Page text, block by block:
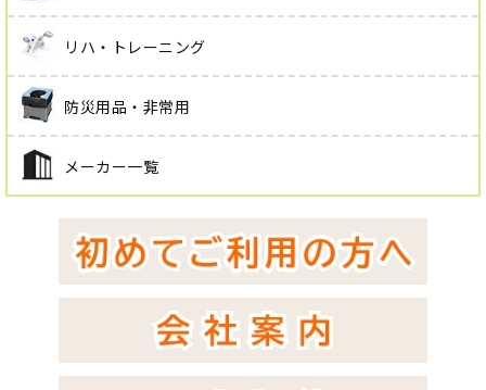
リハ・トレーニング
防災用品・非常用
メーカー一覧